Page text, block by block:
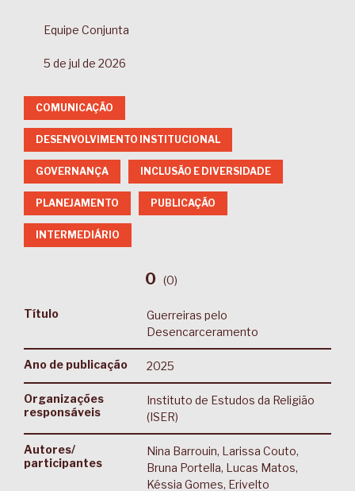
Equipe Conjunta
5 de jul de 2026
COMUNICAÇÃO
DESENVOLVIMENTO INSTITUCIONAL
GOVERNANÇA INCLUSÃO E DIVERSIDADE
PLANEJAMENTO PUBLICAÇÃO
INTERMEDIÁRIO
0 (0)
Título
Guerreiras pelo
Desencarceramento
Ano de publicação 2025
Organizações
responsáveis
Instituto de Estudos da Religião
(ISER)
Autores/
participantes
Nina Barrouin, Larissa Couto,
Bruna Portella, Lucas Matos,
Késsia Gomes, Erivelto